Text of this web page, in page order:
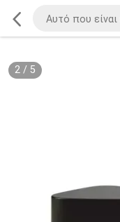
2/ 5